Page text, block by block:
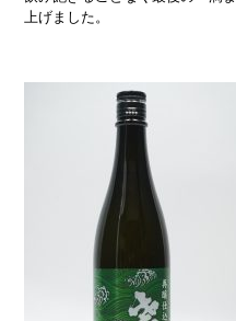
上げました。